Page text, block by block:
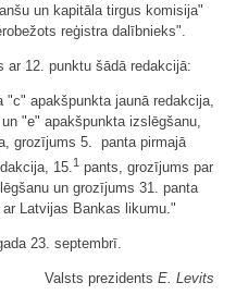
un kapitāla tirgus komisija"
reģistra dalībnieks".
ar 12. punktu šādā redakcijā:
apakšpunkta jaunā redakcija,
"e" apakšpunkta izslēgšanu,
grozījums 5. panta pirmajā
15. 1 pants, grozījums par
un grozījums 31. panta
Latvijas Bankas likumu."
23. septembrī.
Valsts prezidents E. Levits